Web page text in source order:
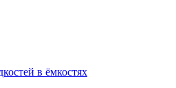
в ёмкостях